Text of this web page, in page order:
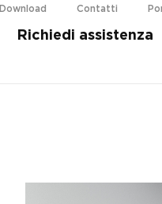
Download Contatti
Richiedi assistenza